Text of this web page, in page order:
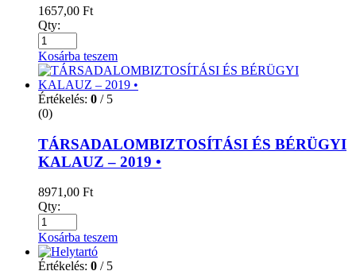
1657,00 Ft
Qty:
Kosárba teszem
Értékelés: 0 / 5
(0)
TÁRSADALOMBIZTOSÍTÁSI ÉS BÉRÜGYI
KALAUZ – 2019 •
8971,00 Ft
Qty:
Kosárba teszem
Értékelés: 0 / 5